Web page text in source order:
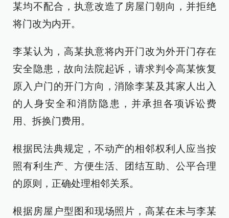
某均不配合，执意改造了房屋门朝向，并拒绝
将门改为内开。
李某认为，高某执意将内开门改为外开门存在
安全隐患，故向法院起诉，请求判令高某恢复
原入户门的开门方向，消除李某及其家人出入
的人身安全和消防隐患，并承担各项诉讼费
用、拆换门费用。
根据民法典规定，不动产的相邻权利人应当按
照有利生产、方便生活、团结互助、公平合理
的原则，正确处理相邻关系。
根据房屋户型图和现场照片，高某在未与李某